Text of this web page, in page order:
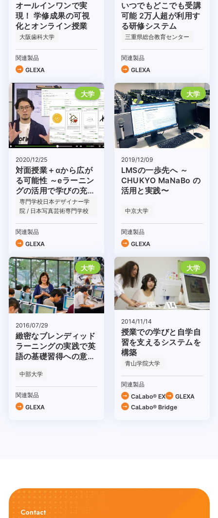
オールインワンで実
現！ 学修成果の可視
化とオンライン授業
大阪歯科大学
関連製品
GLEXA
いつでもどこでも受講
可能 2万人超が利用す
る研修システム
三重県総合教育センター
関連製品
GLEXA
大学
2020/12/25
対面授業＋αから広が
る可能性 ～eラーニン
グの活用で学びの充実
を〜
専門学校日本デザイナー学
院 / 日本写真芸術専門学校
関連製品
GLEXA
大学
2019/12/09
LMSの一歩先へ ～
CHUKYO MaNaBo の
活用と実践〜
中京大学
関連製品
GLEXA
大学
2016/07/29
緻密なブレンディッド
ラーニングの実践で英
語の基礎習得への意欲
中部大学
関連製品
GLEXA
大学
2014/11/14
授業での学びと自学自
習を支えるシステムを
構築
青山学院大学
関連製品
CaLabo® EX
GLEXA
CaLabo® Bridge
Contact